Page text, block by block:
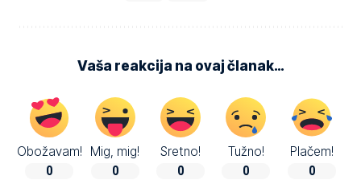
Vaša reakcija na ovaj članak…
Obožavam!
0
Mig, mig!
0
Sretno!
0
Tužno!
0
Plačem!
0